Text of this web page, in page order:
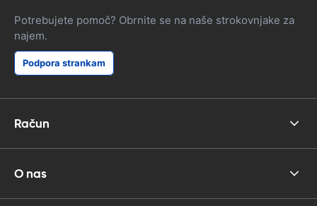
Potrebujete pomoč? Obrnite se na naše strokovnjake za
najem.
Podpora strankam
Račun
O nas